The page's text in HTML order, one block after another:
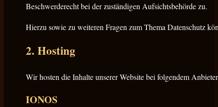
Beschwerderecht bei der zuständigen Aufsichtsbehörde zu.
Hierzu sowie zu weiteren Fragen zum Thema Datenschutz
2. Hosting
Wir hosten die Inhalte unserer Website bei folgendem
IONOS